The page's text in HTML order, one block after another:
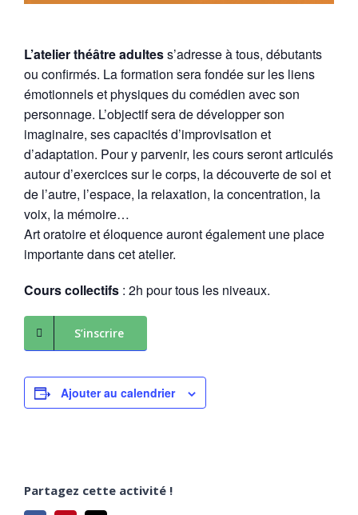
L’atelier théâtre adultess’adresse à tous, débutants
ou confirmés. La formation sera fondée sur les liens
émotionnels et physiques du comédien avec son
personnage. L’objectif sera de développer son
imaginaire, ses capacités d’improvisation et
d’adaptation. Pour y parvenir, les cours seront articulés
autour d’exercices sur le corps, la découverte de soi et
de l’autre, l’espace, la relaxation, la concentration, la
voix, la mémoire…
Art oratoire et éloquence auront également une place
importante dans cet atelier.
Cours collectifs : 2h pour tous les niveaux.
S’inscrire
Ajouter au calendrier
Partagez cette activité !